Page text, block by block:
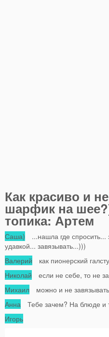
Как красиво и
шарфик на
топика: Артем
Саша) ...нашла где спросить...
удавкой... завязывать...)))
Валерий как пионерский
Николай если не себе, то не
Михаил можно и не
Анна Тебе зачем? На блюде и
Игорь